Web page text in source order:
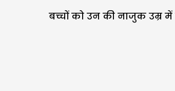
बच्चों को उन की नाजुक उम्र